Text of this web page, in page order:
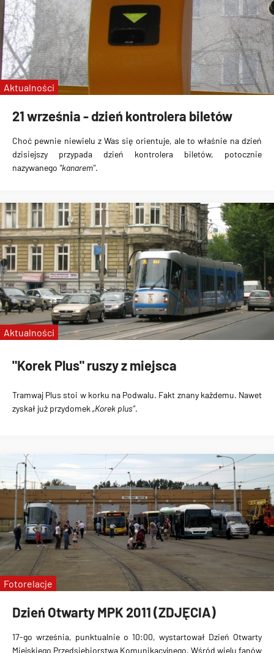
21 września - dzień kontrolera biletów
Choć pewnie niewielu z Was się orientuje, ale to właśnie na dzień
dzisiejszy przypada dzień kontrolera biletów, potocznie
nazywanego "kanarem".
Aktualności
"Korek Plus" ruszy z miejsca
Tramwaj Plus stoi w korku na Podwalu. Fakt znany każdemu. Nawet
zyskał już przydomek „Korek plus”.
Aktualności
Dzień Otwarty MPK 2011 (ZDJĘCIA)
17-go września, punktualnie o 10:00, wystartował Dzień Otwarty
Miejskiego Przedsiębiorstwa Komunikacyjnego. Wśród wielu fanów
Fotorelacje